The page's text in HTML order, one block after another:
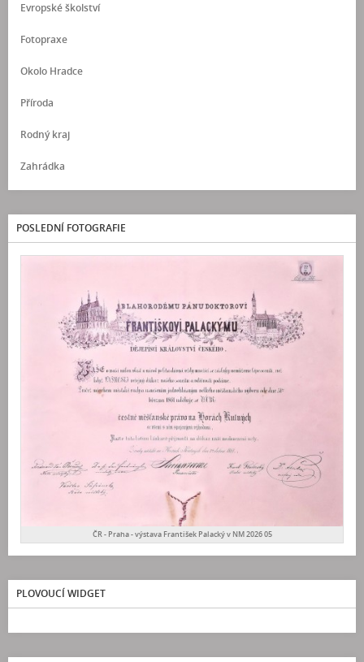
Evropské školství
Fotopraxe
Okolo Hradce
Příroda
Rodný kraj
Zahrádka
POSLEDNÍ FOTOGRAFIE
ČR - Praha - výstava František Palacký v NM 2026 05
PLOVOUCÍ WIDGET